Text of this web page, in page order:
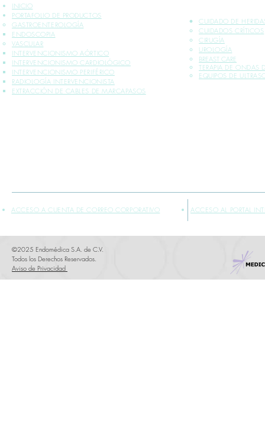
INICIO
PORTAFOLIO DE PRODUCTOS
GASTROENTEROLOGÍA
ENDOSCOPIA
VASCULAR
INTERVENCIONISMO AÓRTICO
INTERVENCIONISMO CARDIOLÓGICO
INTERVENCIONISMO PERIFÉRICO
RADIOLOGÍA INTERVENCIONISTA
EXTRACCIÓN DE CABLES DE MARCAPASOS
CUIDADO DE
CUIDADOS CRÍTICOS​
CIRUGÍA
UROLOGÍA
BREAST CARE
TERAPIA DE ONDAS
EQUIPOS DE
ACCESO A CUENTA DE CORREO CORPORATIVO ACCESO AL PORTAL
©2025 Endomédica S.A. de C.V.
Todos los Derechos Reservados.
Aviso de Privacidad